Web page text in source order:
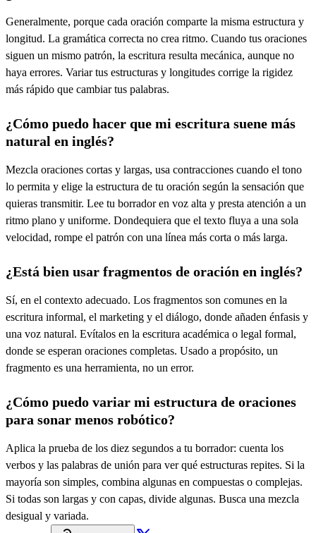
Generalmente, porque cada oración comparte la misma estructura y
longitud. La gramática correcta no crea ritmo. Cuando tus oraciones
siguen un mismo patrón, la escritura resulta mecánica, aunque no
haya errores. Variar tus estructuras y longitudes corrige la rigidez
más rápido que cambiar tus palabras.
¿Cómo puedo hacer que mi escritura suene más
natural en inglés?
Mezcla oraciones cortas y largas, usa contracciones cuando el tono
lo permita y elige la estructura de tu oración según la sensación que
quieras transmitir. Lee tu borrador en voz alta y presta atención a un
ritmo plano y uniforme. Dondequiera que el texto fluya a una sola
velocidad, rompe el patrón con una línea más corta o más larga.
¿Está bien usar fragmentos de oración en inglés?
Sí, en el contexto adecuado. Los fragmentos son comunes en la
escritura informal, el marketing y el diálogo, donde añaden énfasis y
una voz natural. Evítalos en la escritura académica o legal formal,
donde se esperan oraciones completas. Usado a propósito, un
fragmento es una herramienta, no un error.
¿Cómo puedo variar mi estructura de oraciones
para sonar menos robótico?
Aplica la prueba de los diez segundos a tu borrador: cuenta los
verbos y las palabras de unión para ver qué estructuras repites. Si la
mayoría son simples, combina algunas en compuestas o complejas.
Si todas son largas y con capas, divide algunas. Busca una mezcla
desigual y variada.